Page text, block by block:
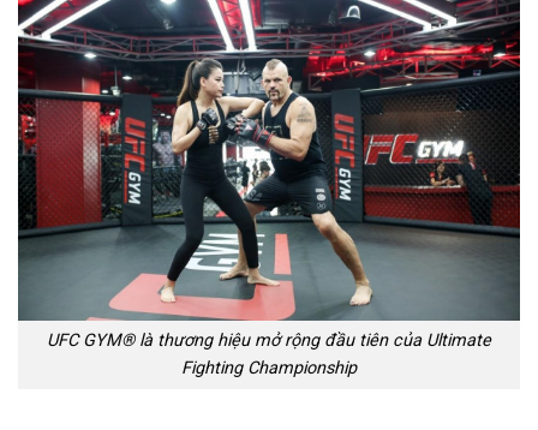
UFC GYM® là thương hiệu mở rộng đầu tiên của Ultimate
Fighting Championship